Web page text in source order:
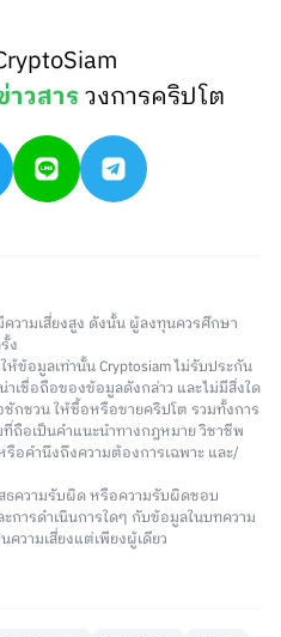
วสารวงการคริปโต
วามเสี่ยงสูง ดังนั้น ผู้ลงทุนควรศึกษา
ง
ข้อมูลเท่านั้น Cryptosiam ไม่รับประกัน
เชื่อถือของข้อมูลดังกล่าว และไม่มีสิ่งใด
กชวน ให้ซื้อหรือขายคริปโต รวมทั้งการ
ถือเป็นคำแนะนำทางกฎหมาย วิชาชีพ
อคำนึงถึงความต้องการเฉพาะ และ/
ธความรับผิด หรือความรับผิดชอบ
การดำเนินการใดๆ กับข้อมูลในบทความ
วามเสี่ยงแต่เพียงผู้เดียว